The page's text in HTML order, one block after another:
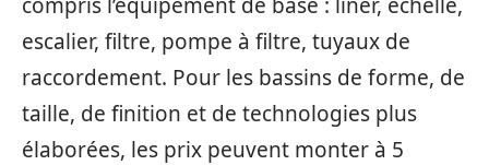
escalier, filtre, pompe à filtre, tuyaux de
raccordement. Pour les bassins de forme, de
taille, de finition et de technologies plus
élaborées, les prix peuvent monter à 5